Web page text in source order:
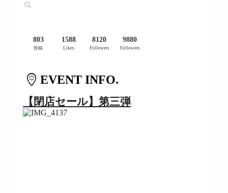
803
投稿
1588
Likes
8120
Followers
9880
Followers
EVENT INFO.
【閉店セール】第三弾